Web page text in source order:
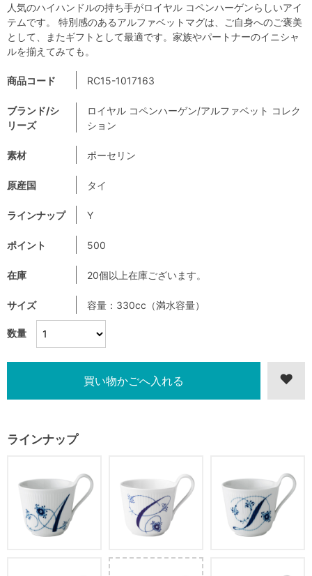
数量
商品コード RC15-1017163
ブランド/シ
リーズ
ロイヤル コペンハーゲン/アルファベット コレク
ション
素材 ポーセリン
原産国 タイ
ラインナップ Y
ポイント 500
在庫 20個以上在庫ございます。
サイズ 容量：330cc（満水容量）
ラインナップ
人気のハイハンドルの持ち手がロイヤル コペンハーゲンらしいアイ
テムです。 特別感のあるアルファベットマグは、ご自身へのご褒美
として、またギフトとして最適です。家族やパートナーのイニシャ
ルを揃えてみても。